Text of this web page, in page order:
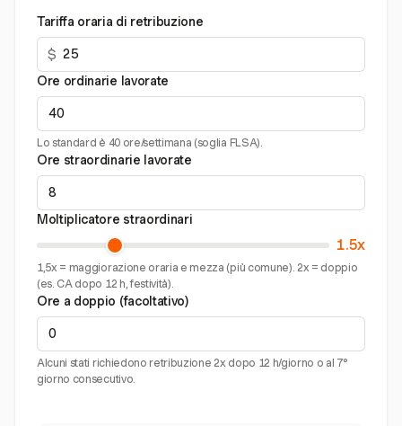
Tariffa oraria di retribuzione
$
Ore ordinarie lavorate
Lo standard è 40 ore/settimana (soglia FLSA).
Ore straordinarie lavorate
Moltiplicatore straordinari
1.5x
1,5x = maggiorazione oraria e mezza (più comune). 2x = doppio
(es. CA dopo 12 h, festività).
Ore a doppio (facoltativo)
Alcuni stati richiedono retribuzione 2x dopo 12 h/giorno o al 7°
giorno consecutivo.